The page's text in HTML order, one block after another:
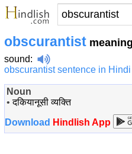
obscurantist
sound:
obscurantist sentence in Hindi
Noun
•दकियानूसी व्यक्ति
Download Hindlish App